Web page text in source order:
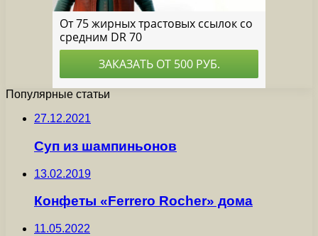
Популярные статьи
27.12.2021
Суп из шампиньонов
13.02.2019
Конфеты «Ferrero Rocher» дома
11.05.2022